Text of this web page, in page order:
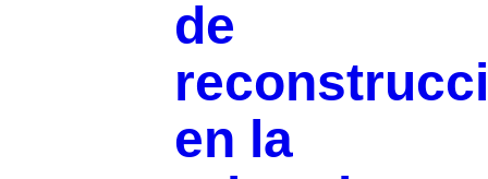
de
en la